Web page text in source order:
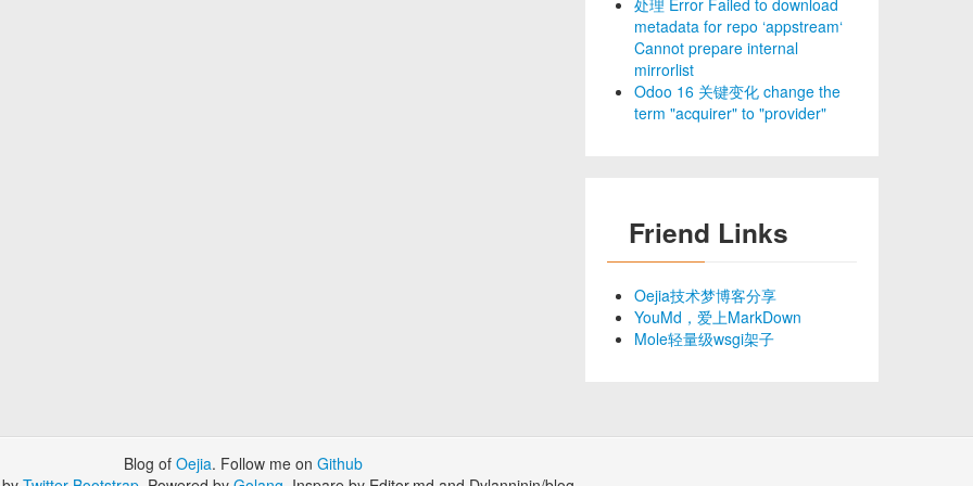
处理 Error Failed to download
metadata for repo ‘appstream‘
Cannot prepare internal
mirrorlist
Odoo 16 关键变化 change the
term "acquirer" to "provider"
Friend Links
Oejia技术梦博客分享
YouMd，爱上MarkDown
Mole轻量级wsgi架子
Blog of Oejia. Follow me on Github